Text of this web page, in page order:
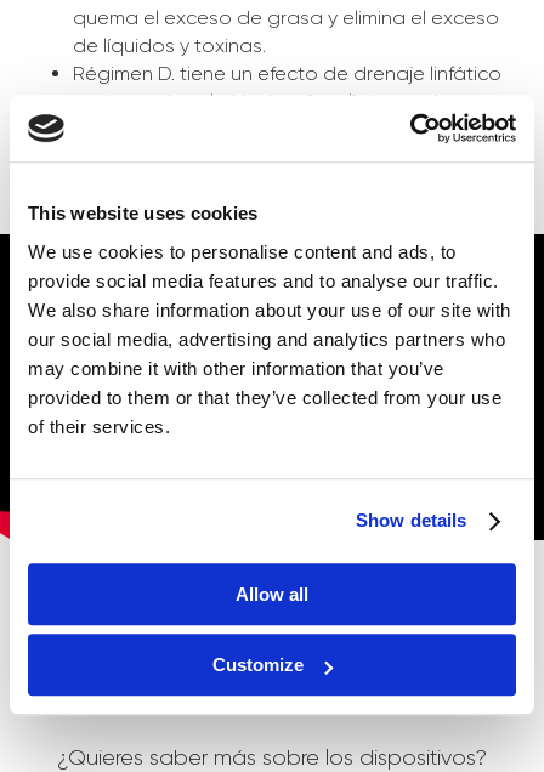
This website uses cookies
We use cookies to personalise content and ads, to
provide social media features and to analyse our traffic.
We also share information about your use of our site with
our social media, advertising and analytics partners who
may combine it with other information that you’ve
provided to them or that they’ve collected from your use
of their services.
Show details
Allow all
Customize
quema el exceso de grasa y elimina el exceso
de líquidos y toxinas.
Régimen D. tiene un efecto de drenaje linfático
activo, reduce la hinchazón, elimina toxinas.
¡Un set completo para combatir la celulitis y
Obtén la Lista de Precios Especial
de los Equipos Tendencia de Zemits
¿Quieres saber más sobre los dispositivos?